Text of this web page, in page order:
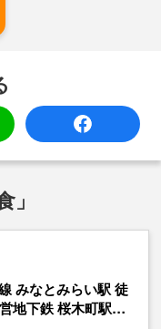
」
みなとみらい駅 徒
地下鉄 桜木町駅…